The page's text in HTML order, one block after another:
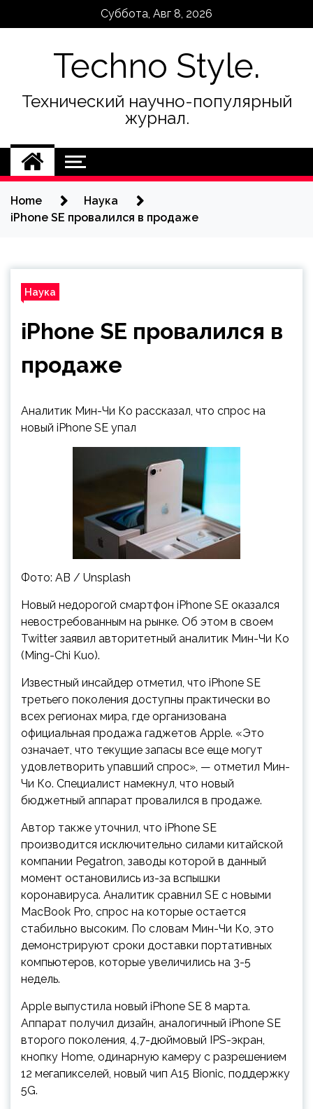
Суббота, Авг 8, 2026
Techno Style.
Технический научно-популярный
журнал.
Home
Наука
iPhone SE провалился в продаже
Наука
iPhone SE провалился в
продаже
Аналитик Мин-Чи Ко рассказал, что спрос на
новый iPhone SE упал
Фото: AB / Unsplash
Новый недорогой смартфон iPhone SE оказался
невостребованным на рынке. Об этом в своем
Twitter заявил авторитетный аналитик Мин-Чи Ко
(Ming-Chi Kuo).
Известный инсайдер отметил, что iPhone SE
третьего поколения доступны практически во
всех регионах мира, где организована
официальная продажа гаджетов Apple. «Это
означает, что текущие запасы все еще могут
удовлетворить упавший спрос», — отметил Мин-
Чи Ко. Специалист намекнул, что новый
бюджетный аппарат провалился в продаже.
Автор также уточнил, что iPhone SE
производится исключительно силами китайской
компании Pegatron, заводы которой в данный
момент остановились из-за вспышки
коронавируса. Аналитик сравнил SE с новыми
MacBook Pro, спрос на которые остается
стабильно высоким. По словам Мин-Чи Ко, это
демонстрируют сроки доставки портативных
компьютеров, которые увеличились на 3-5
недель.
Apple выпустила новый iPhone SE 8 марта.
Аппарат получил дизайн, аналогичный iPhone SE
второго поколения, 4,7-дюймовый IPS-экран,
кнопку Home, одинарную камеру с разрешением
12 мегапикселей, новый чип A15 Bionic, поддержку
5G.